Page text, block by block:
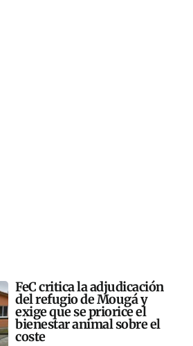
FeC critica la adjudicación
del refugio de Mougá y
exige que se priorice el
bienestar animal sobre el
coste